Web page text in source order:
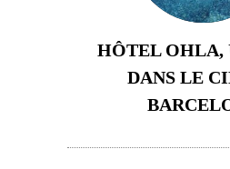
HÔTEL OHLA,
DANS LE